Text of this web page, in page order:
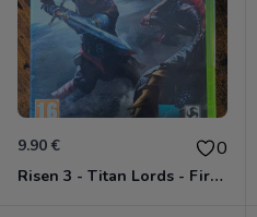
9.90 € 0
Risen 3 - Titan Lords - First Edition Xbox 360